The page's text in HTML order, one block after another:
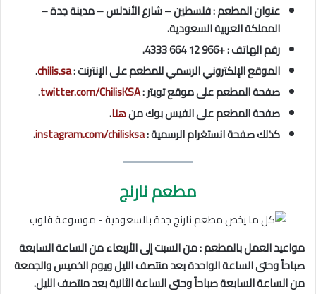
عنوان المطعم : فلسطين – شارع الأندلس – مدينة جدة –
المملكة العربية السعودية.
رقم الهاتف : +966 12 664 4333.
الموقع الإلكتروني الرسمي للمطعم على الإنترنت :chilis.sa
.
صفحة المطعم على موقع تويتر :twitter.com/ChilisKSA
.
صفحة المطعم على الفيس بوك منهنا.
كذلك صفحة انستغرام الرسمية :instagram.com/chilisksa
.
مطعم نارنج
مواعيد العمل بالمطعم : من السبت إلى الأربعاء من الساعة السابعة
صباحاً وحتى الساعة الواحدة بعد منتصف الليل ويوم الخميس والجمعة
من الساعة السابعة صباحاً وحتى الساعة الثانية بعد منتصف الليل.